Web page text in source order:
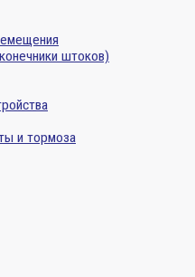
штоков)
и тормоза